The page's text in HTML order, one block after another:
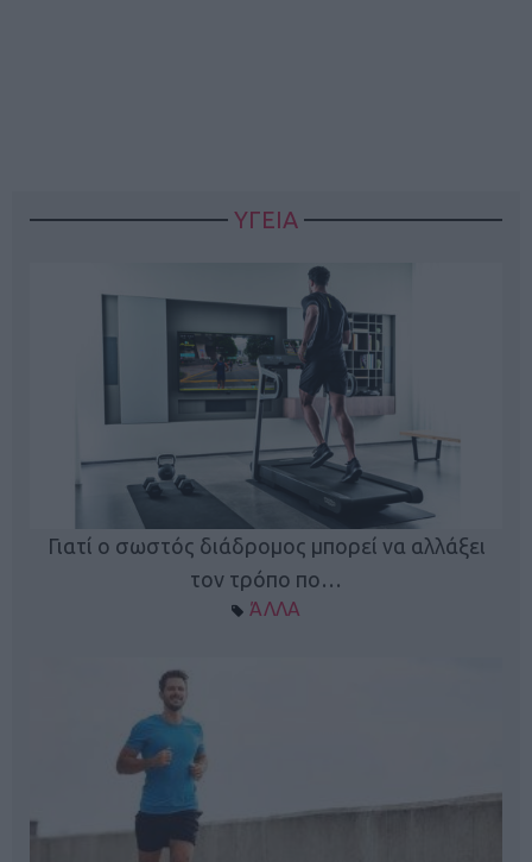
ΥΓΕΙΑ
Γιατί ο σωστός διάδρομος μπορεί να αλλάξει
τον τρόπο πο…
ΆΛΛΑ